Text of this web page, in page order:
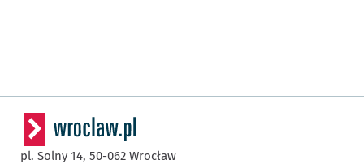
pl. Solny 14, 50-062 Wrocław